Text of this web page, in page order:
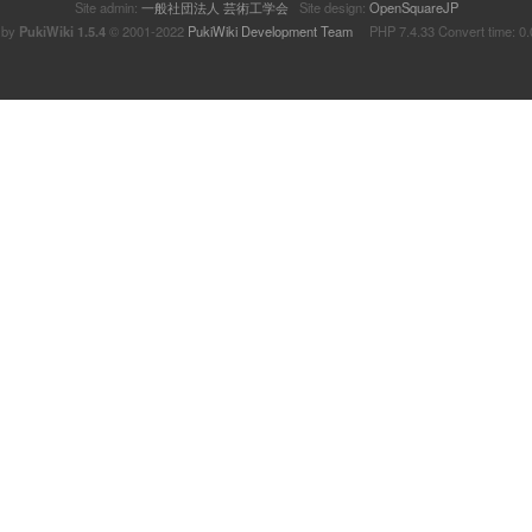
Site admin: 一般社団法人 芸術工学会 Site design: OpenSquareJP
PukiWiki 1.5.4© 2001-2022 PukiWiki Development TeamPHP 7.4.33 Convert time: